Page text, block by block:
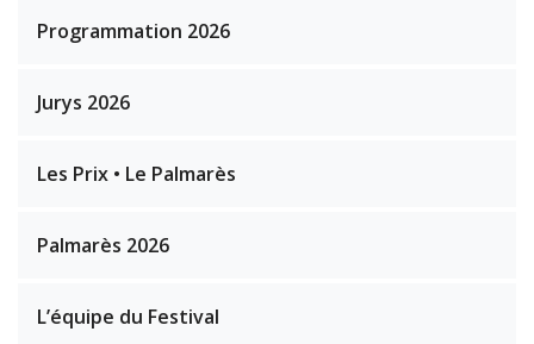
Programmation 2026
Jurys 2026
Les Prix • Le Palmarès
Palmarès 2026
L’équipe du Festival